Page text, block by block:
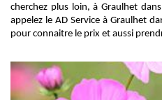
cherchez plus loin, à Graulhet
appelez le AD Service à Graulhet
pour connaitre le prix et aussi